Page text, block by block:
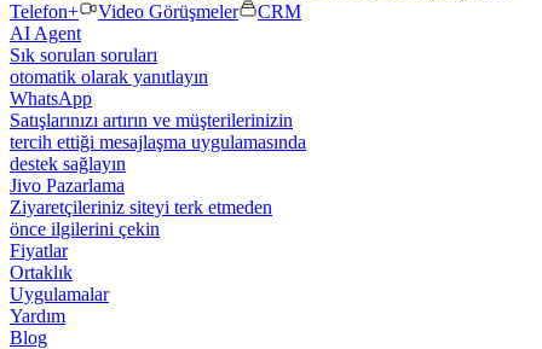
Telefon+
Video Görüşmeler
CRM
AI Agent
Sık sorulan soruları
otomatik olarak yanıtlayın
WhatsApp
Satışlarınızı artırın ve müşterilerinizin
tercih ettiği mesajlaşma uygulamasında
destek sağlayın
Jivo Pazarlama
Ziyaretçileriniz siteyi terk etmeden
önce ilgilerini çekin
Fiyatlar
Ortaklık
Uygulamalar
Yardım
Blog